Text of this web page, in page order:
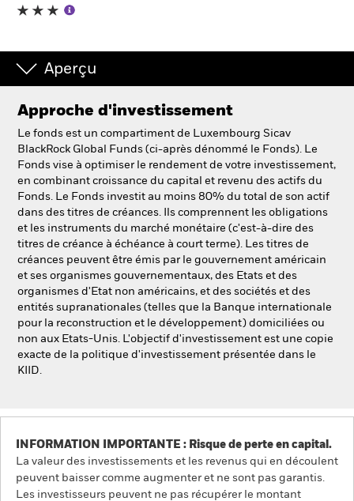
Intermédiaires financiers.
BlackRock
iShares
Aladdin
Notre société
Aperçu
Approche d'investissement
Le fonds est un compartiment de Luxembourg Sicav
BlackRock Global Funds (ci-après dénommé le Fonds). Le
Fonds vise à optimiser le rendement de votre investissement,
en combinant croissance du capital et revenu des actifs du
Fonds. Le Fonds investit au moins 80% du total de son actif
dans des titres de créances. Ils comprennent les obligations
et les instruments du marché monétaire (c'est-à-dire des
titres de créance à échéance à court terme). Les titres de
créances peuvent être émis par le gouvernement américain
et ses organismes gouvernementaux, des Etats et des
organismes d'Etat non américains, et des sociétés et des
entités supranationales (telles que la Banque internationale
pour la reconstruction et le développement) domiciliées ou
non aux Etats-Unis. L'objectif d'investissement est une copie
exacte de la politique d'investissement présentée dans le
KIID.
INFORMATION IMPORTANTE : Risque de perte en capital.
La valeur des investissements et les revenus qui en découlent
peuvent baisser comme augmenter et ne sont pas garantis.
Les investisseurs peuvent ne pas récupérer le montant